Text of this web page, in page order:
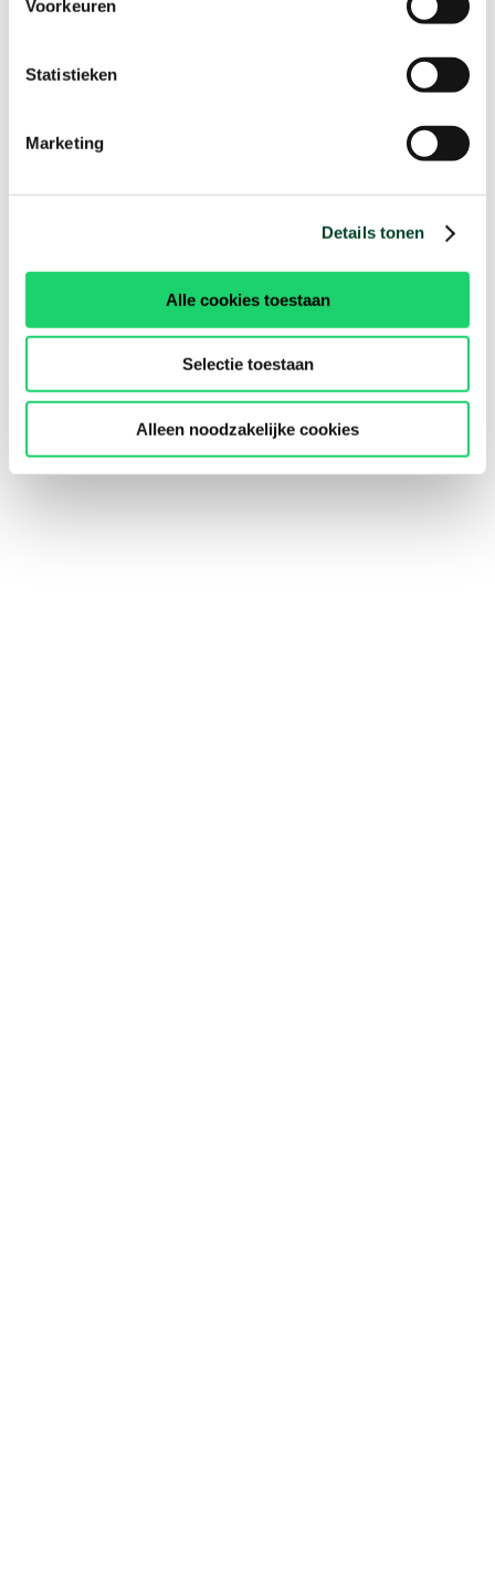
Voorkeuren
Statistieken
Marketing
Details tonen
Alle cookies toestaan
Selectie toestaan
Alleen noodzakelijke cookies